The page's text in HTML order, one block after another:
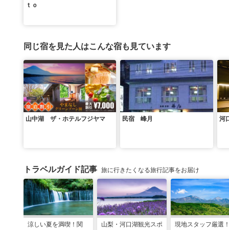
ｔｏ
同じ宿を見た人はこんな宿も見ています
山中湖 ザ・ホテルフジヤマ 民宿 峰月 河
トラベルガイド記事 旅に行きたくなる旅行記事をお届け
涼しい夏を満喫！関 山梨・河口湖観光スポ 現地スタッフ厳選